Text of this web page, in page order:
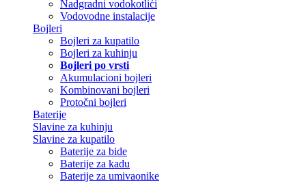
Nadgradni vodokotlići
Vodovodne instalacije
Bojleri
Bojleri za kupatilo
Bojleri za kuhinju
Bojleri po vrsti
Akumulacioni bojleri
Kombinovani bojleri
Protočni bojleri
Baterije
Slavine za kuhinju
Slavine za kupatilo
Baterije za bide
Baterije za kadu
Baterije za umivaonike